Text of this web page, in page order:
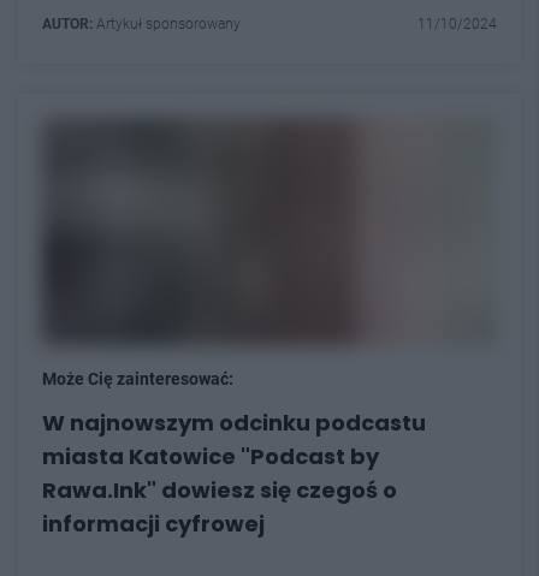
AUTOR: Artykuł sponsorowany 11/10/2024
Może Cię zainteresować:
W najnowszym odcinku podcastu
miasta Katowice "Podcast by
Rawa.Ink" dowiesz się czegoś o
informacji cyfrowej